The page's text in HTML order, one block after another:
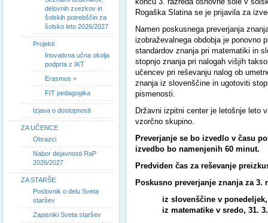
delovnih zvezkov in
šolskih potrebščin za
šolsko leto 2026/2027
Projekti
Inovativna učna okolja
podprta z IKT
Erasmus +
FIT pedagogika
Izjava o dostopnosti
ZA UČENCE
Obrazci
Nabor dejavnosti RaP
2026/2027
ZA STARŠE
Poslovnik o delu Sveta
staršev
Zapisniki Sveta staršev
Rogaška Slatina se je prijavila za
Namen poskusnega preverjanja
izobraževalnega obdobja je ponovno
standardov znanja pri matematiki in
stopnjo znanja pri nalogah višjih
učencev pri reševanju nalog ob
znanja iz slovenščine in ugotoviti
pismenosti.
Državni izpitni center je letošnje leto
vzorčno skupino.
Preverjanje se bo izvedlo v času
izvedbo bo namenjenih 60 minut.
Predviden čas za reševanje
Poskusno preverjanje znanja za 3.
iz slovenščine v ponedeljek,
iz matematike v sredo, 31.